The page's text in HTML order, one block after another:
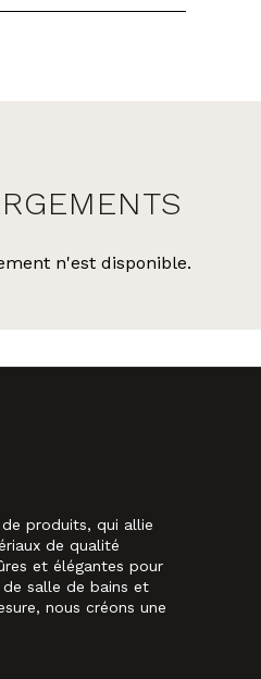
n'est disponible.
de produits, qui allie
de qualité
et élégantes pour
salle de bains et
nous créons une